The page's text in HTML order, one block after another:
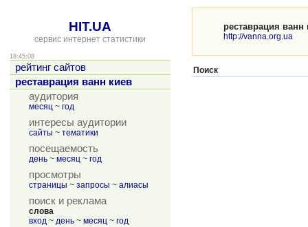
HIT.UA
сервис интернет статистики
18:45:08
рейтинг сайтов
реставрация ванн киев
аудитория
месяц ~ год
интересы аудитории
сайты ~ тематики
посещаемость
день ~ месяц ~ год
просмотры
страницы ~ запросы ~ алиасы
поиск и реклама
слова
вход ~ день ~ месяц ~ год
реставрация ванн
http://vanna.org.ua
Поиск